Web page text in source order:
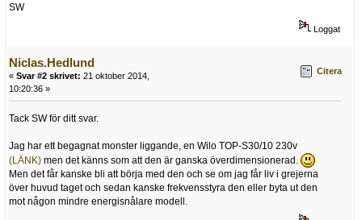
SW
Loggat
Niclas.Hedlund
« Svar #2 skrivet: 21 oktober 2014,
10:20:36 »
Citera
Tack SW för ditt svar.
Jag har ett begagnat monster liggande, en Wilo TOP-S30/10 230v
(LÄNK) men det känns som att den är ganska överdimensionerad.
Men det får kanske bli att börja med den och se om jag får liv i grejerna
över huvud taget och sedan kanske frekvensstyra den eller byta ut den
mot någon mindre energisnålare modell.